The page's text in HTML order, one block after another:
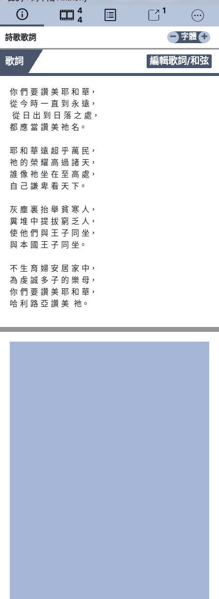
  4
4
  1 
詩歌歌詞 − +
字體
歌詞 編輯歌詞/和弦
你 們 要 讚 美 耶 和 華，
從 今 時 一 直 到 永 遠，
都 應 當 讚 美 祂 名。
耶 和 華 遠 超 乎 萬 民，
祂 的 榮 耀 高 過 諸 天，
誰 像 祂 坐 在 至 高 處，
自 己 謙 卑 看 天 下。
灰 塵 裏 抬 舉 貧 寒 人，
糞 堆 中 提 拔 窮 乏 人，
使 他 們 與 王 子 同 坐，
與 本 國 王 子 同 坐。
不 生 育 婦 安 居 家 中，
為 虔 誠 多 子 的 樂 母，
你 們 要 讚 美 耶 和 華，
哈 利 路 亞 讚 美  祂。